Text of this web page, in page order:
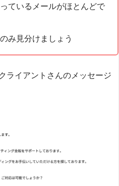
ているメールがほとんどで
み見分けましょう
ライアントさんのメッセージ